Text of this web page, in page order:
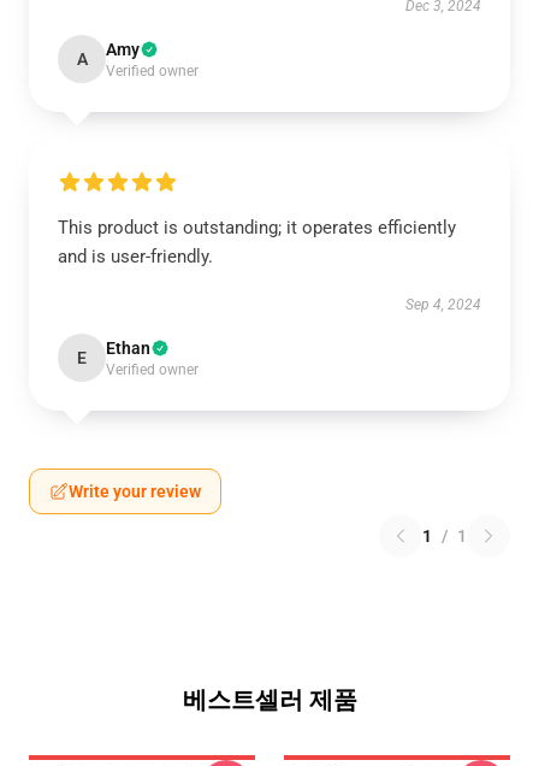
Dec 3, 2024
A Amy
Verified owner
This product is outstanding; it operates efficiently
and is user-friendly.
Sep 4, 2024
E Ethan
Verified owner
Write your review
1 / 1
베스트셀러 제품